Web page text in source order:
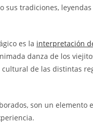
sus tradiciones,
es la interpretación
danza de los
de las distintas
son un elemento